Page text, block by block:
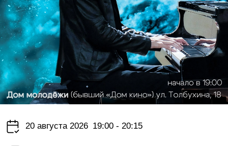
20 августа 2026 19:00 - 20:15